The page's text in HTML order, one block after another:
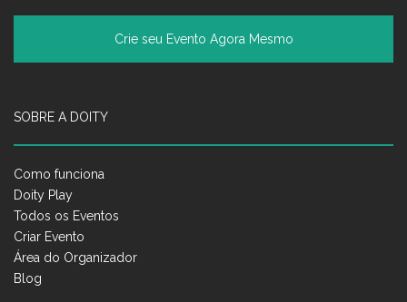
Crie seu Evento Agora Mesmo
SOBRE A DOITY
Como funciona
Doity Play
Todos os Eventos
Criar Evento
Área do Organizador
Blog